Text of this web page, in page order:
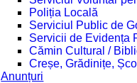
Poliția Locală
Serviciul Public de
Servicii de Evidența
Cămin Cultural /
Creșe, Grădinițe,
Anunțuri